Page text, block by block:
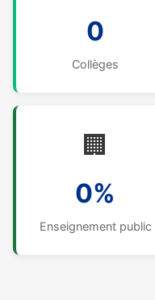
0
Collèges
🏢
0%
Enseignement public